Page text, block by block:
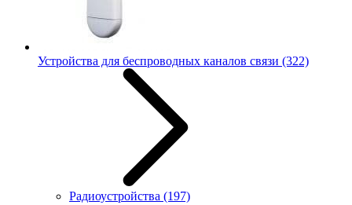
Устройства для беспроводных каналов связи (322)
Радиоустройства (197)